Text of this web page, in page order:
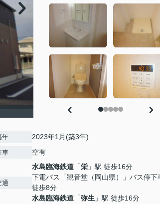
年 2023年1月(築3年)
車 空有
通
水島臨海鉄道 「栄 」駅 徒歩16分
下電バス「観音堂（岡山県）」バス停
徒歩8分
水島臨海鉄道 「弥生 」駅 徒歩16分